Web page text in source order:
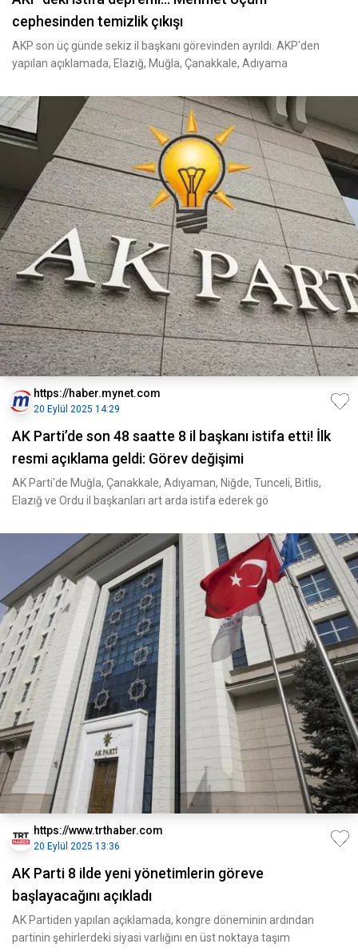
cephesinden temizlik çıkışı
AKP son üç günde sekiz il başkanı görevinden ayrıldı. AKP'den
yapılan açıklamada, Elazığ, Muğla, Çanakkale, Adıyama
https://haber.mynet.com
20 Eylül 2025 14:29
AK Parti’de son 48 saatte 8 il başkanı istifa etti! İlk
resmi açıklama geldi: Görev değişimi
AK Parti'de Muğla, Çanakkale, Adıyaman, Niğde, Tunceli, Bitlis,
Elazığ ve Ordu il başkanları art arda istifa ederek gö
https://www.trthaber.com
20 Eylül 2025 13:36
AK Parti 8 ilde yeni yönetimlerin göreve
başlayacağını açıkladı
AK Partiden yapılan açıklamada, kongre döneminin ardından
partinin şehirlerdeki siyasi varlığını en üst noktaya taşım